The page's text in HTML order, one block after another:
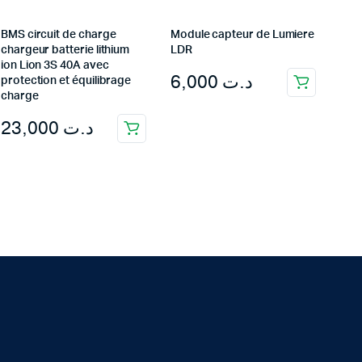
BMS circuit de charge
chargeur batterie lithium
ion Lion 3S 40A avec
protection et équilibrage
charge
د.ت
Module capteur de Lumiere
LDR
د.ت